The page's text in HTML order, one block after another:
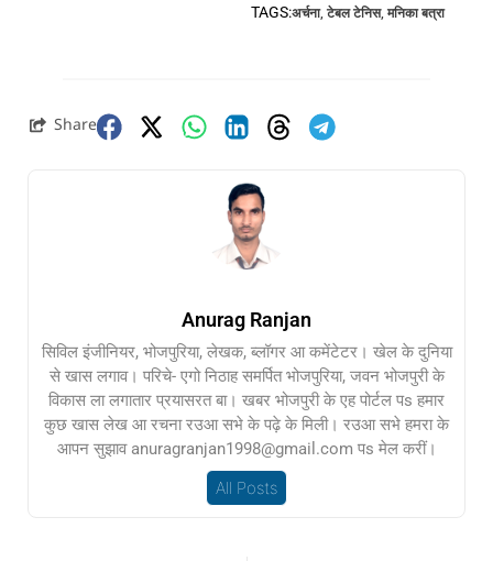
TAGS:अर्चना, टेबल टेनिस, मनिका बत्रा
Share
Anurag Ranjan
सिविल इंजीनियर, भोजपुरिया, लेखक, ब्लॉगर आ कमेंटेटर। खेल के दुनिया
से खास लगाव। परिचे- एगो निठाह समर्पित भोजपुरिया, जवन भोजपुरी के
विकास ला लगातार प्रयासरत बा। खबर भोजपुरी के एह पोर्टल पs हमार
कुछ खास लेख आ रचना रउआ सभे के पढ़े के मिली। रउआ सभे हमरा के
आपन सुझाव anuragranjan1998@gmail.com पs मेल करीं।
All Posts